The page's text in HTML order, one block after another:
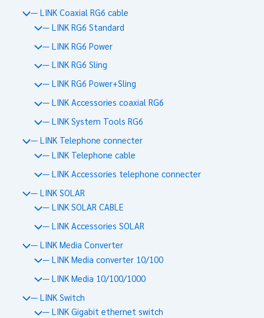
— LINK Coaxial RG6 cable
— LINK RG6 Standard
— LINK RG6 Power
— LINK RG6 Sling
— LINK RG6 Power+Sling
— LINK Accessories coaxial RG6
— LINK System Tools RG6
— LINK Telephone connecter
— LINK Telephone cable
— LINK Accessories telephone connecter
— LINK SOLAR
— LINK SOLAR CABLE
— LINK Accessories SOLAR
— LINK Media Converter
— LINK Media converter 10/100
— LINK Media 10/100/1000
— LINK Switch
— LINK Gigabit ethernet switch